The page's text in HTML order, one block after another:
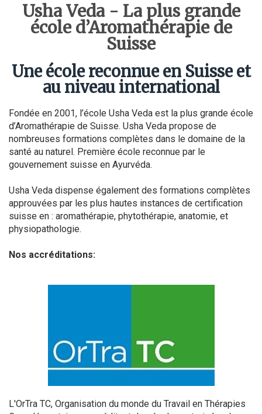
Usha Veda - La plus grande
école d’Aromathérapie de
Suisse
Une école reconnue en Suisse et
au niveau international
Fondée en 2001, l’école Usha Veda est la plus grande école
d’Aromathérapie de Suisse. Usha Veda propose de
nombreuses formations complètes dans le domaine de la
santé au naturel. Première école reconnue par le
gouvernement suisse en Ayurvéda.
Usha Veda dispense également des formations complètes
approuvées par les plus hautes instances de certification
suisse en : aromathérapie, phytothérapie, anatomie, et
physiopathologie.
Nos accréditations:
L'OrTra TC, Organisation du monde du Travail en Thérapies